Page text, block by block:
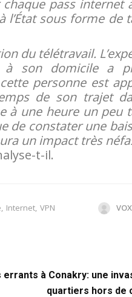
pass internet
sous forme de
du télétravail.
à son domicile a
personne est
de son trajet
à une heure un peu
de constater une
un impact très
t-il.
, Internet, VPN
errants à Conakry: une
quartiers hors de